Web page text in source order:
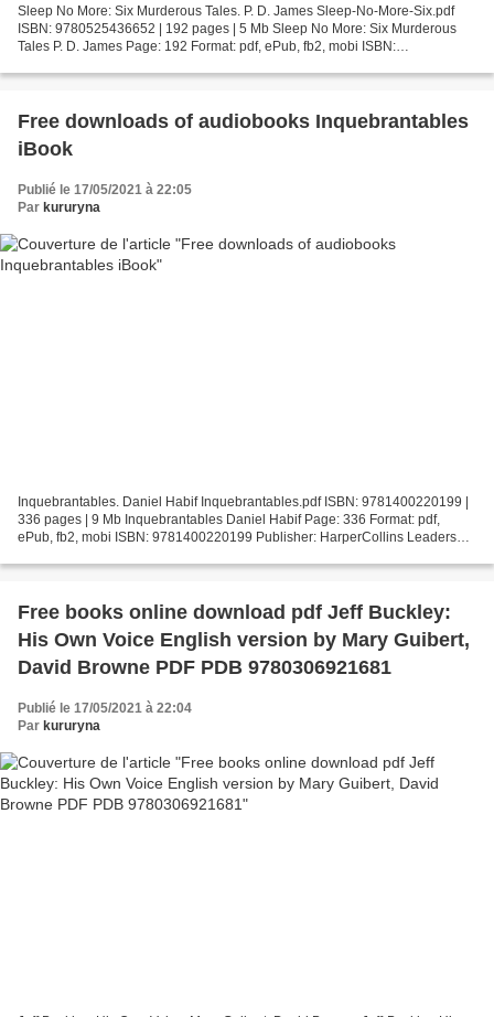
Sleep No More: Six Murderous Tales. P. D. James Sleep-No-More-Six.pdf
ISBN: 9780525436652 | 192 pages | 5 Mb Sleep No More: Six Murderous
Tales P. D. James Page: 192 Format: pdf, ePub, fb2, mobi ISBN:
Free downloads of audiobooks Inquebrantables
iBook
Publié le 17/05/2021 à 22:05
Par kururyna
Inquebrantables. Daniel Habif Inquebrantables.pdf ISBN: 9781400220199 |
336 pages | 9 Mb Inquebrantables Daniel Habif Page: 336 Format: pdf,
ePub, fb2, mobi ISBN: 9781400220199 Publisher: HarperCollins Leadership
Free books online download pdf Jeff Buckley:
His Own Voice English version by Mary Guibert,
David Browne PDF PDB 9780306921681
Publié le 17/05/2021 à 22:04
Par kururyna